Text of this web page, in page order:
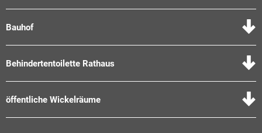
Bauhof
Behindertentoilette Rathaus
öffentliche Wickelräume